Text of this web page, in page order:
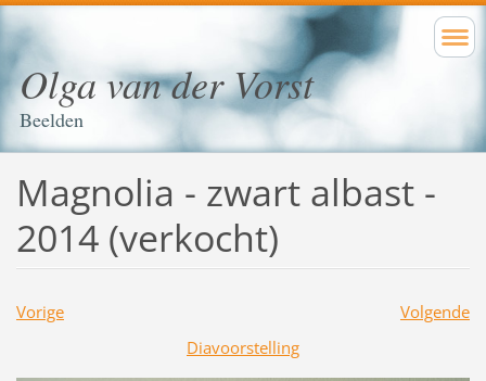
Olga van der Vorst
Beelden
Magnolia - zwart albast -
2014 (verkocht)
Vorige
Volgende
Diavoorstelling